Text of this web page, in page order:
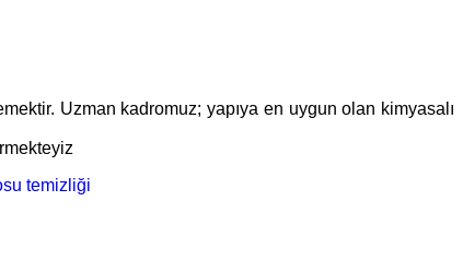
Uzman kadromuz; yapıya en uygun olan kimyasalı
temizliği